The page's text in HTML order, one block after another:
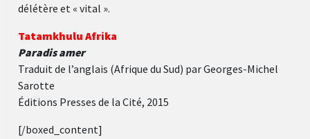
délétère et « vital ».
Tatamkhulu Afrika
Paradis amer
Traduit de l’anglais (Afrique du Sud) par Georges-Michel
Sarotte
Éditions Presses de la Cité, 2015
[/boxed_content]